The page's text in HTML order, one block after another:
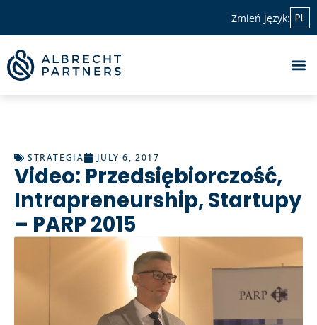
Zmień język: PL
STRATEGIA JULY 6, 2017
Video: Przedsiębiorczość,
Intrapreneurship, Startupy
– PARP 2015